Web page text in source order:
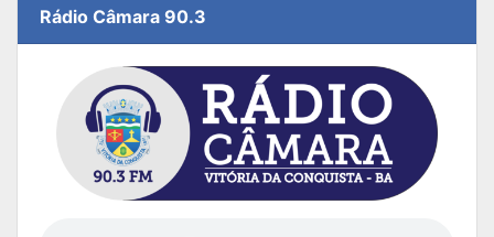
Rádio Câmara 90.3